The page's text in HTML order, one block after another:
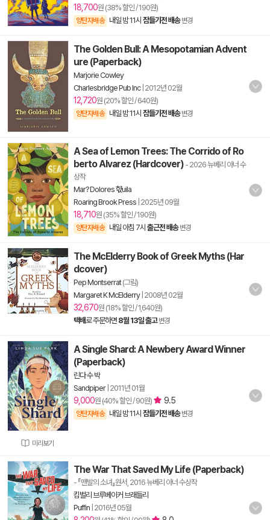
18,700원 (38% 할인 / 190원)
양탄자배송 내일 밤 11시 잠들기전 배송 변경
The Golden Bull: A Mesopotamian Advent
ure (Paperback)
Marjorie Cowley
Charlesbridge Pub Inc| 2012년 02월
12,720원 (20% 할인 / 640원)
양탄자배송 내일 밤 11시 잠들기전 배송 변경
A Sea of Lemon Trees: The Corrido of Ro
berto Alvarez (Hardcover) - 2026 뉴베리 아너 수
상작
Mar? Dolores 햓uila
Roaring Brook Press 2025년 09월
18,710원 (35% 할인 / 190원)
양탄자배송 내일 아침 7시 출근전 배송 변경
The McElderry Book of Greek Myths (Har
dcover)
Pep Montserrat(그림)
Margaret K McElderry 2008년 02월
32,670원 (18% 할인 / 1,640원)
택배로 주문하면 8월 13일 출고 변경
미리보기
A Single Shard: A Newbery Award Winner
(Paperback)
린다 수 박
Sandpiper| 2011년 01월
9,000원 (40% 할인 / 90원) 9.5
양탄자배송 내일 밤 11시 잠들기전 배송 변경
The War That Saved My Life (Paperback)
- 『맨발의 소녀』원서, 2016 뉴베리 아너 수상작
킴벌리 브루베이커 브래들리
Puffin 2016년 05월